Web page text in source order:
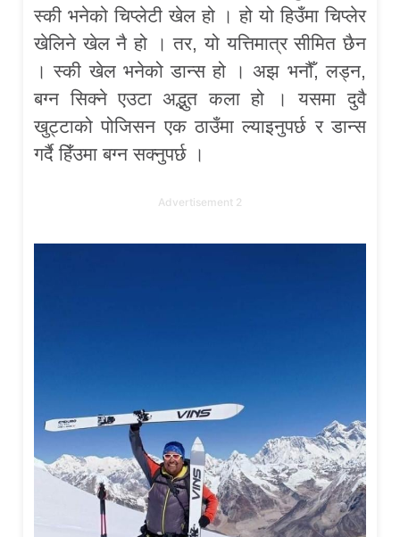
स्की भनेको चिप्लेटी खेल हो । हो यो हिउँमा चिप्लेर
खेलिने खेल नै हो । तर, यो यत्तिमात्र सीमित छैन
। स्की खेल भनेको डान्स हो । अझ भनौँ, लड्न,
बग्न सिक्ने एउटा अद्भुत कला हो । यसमा दुवै
खुट्टाको पोजिसन एक ठाउँमा ल्याइनुपर्छ र डान्स
गर्दै हिँउमा बग्न सक्नुपर्छ ।
Advertisement 2